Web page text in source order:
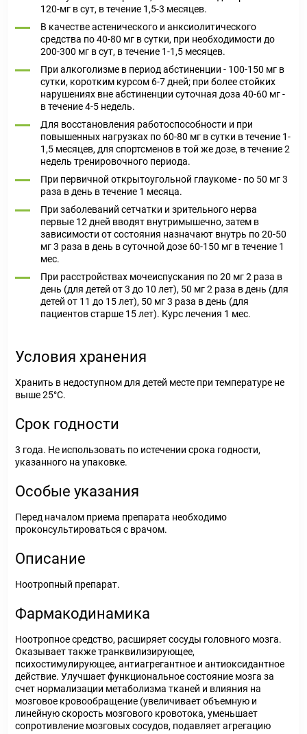
120-мг в сут, в течение 1,5-3 месяцев.
В качестве астенического и анксиолитического
средства по 40-80 мг в сутки, при необходимости до
200-300 мг в сут, в течение 1-1,5 месяцев.
При алкоголизме в период абстиненции - 100-150 мг в
сутки, коротким курсом 6-7 дней; при более стойких
нарушениях вне абстиненции суточная доза 40-60 мг -
в течение 4-5 недель.
Для восстановления работоспособности и при
повышенных нагрузках по 60-80 мг в сутки в течение 1-
1,5 месяцев, для спортсменов в той же дозе, в течение 2
недель тренировочного периода.
При первичной открытоугольной глаукоме - по 50 мг 3
раза в день в течение 1 месяца.
При заболеваний сетчатки и зрительного нерва
первые 12 дней вводят внутримышечно, затем в
зависимости от состояния назначают внутрь по 20-50
мг 3 раза в день в суточной дозе 60-150 мг в течение 1
мес.
При расстройствах мочеиспускания по 20 мг 2 раза в
день (для детей от 3 до 10 лет), 50 мг 2 раза в день (для
детей от 11 до 15 лет), 50 мг 3 раза в день (для
пациентов старше 15 лет). Курс лечения 1 мес.
Условия хранения
Хранить в недоступном для детей месте при температуре не
выше 25°С.
Срок годности
3 года. Не использовать по истечении срока годности,
указанного на упаковке.
Особые указания
Перед началом приема препарата необходимо
проконсультироваться с врачом.
Описание
Ноотропный препарат.
Фармакодинамика
Ноотропное средство, расширяет сосуды головного мозга.
Оказывает также транквилизирующее,
психостимулирующее, антиагрегантное и антиоксидантное
действие. Улучшает функциональное состояние мозга за
счет нормализации метаболизма тканей и влияния на
мозговое кровообращение (увеличивает объемную и
линейную скорость мозгового кровотока, уменьшает
сопротивление мозговых сосудов, подавляет агрегацию